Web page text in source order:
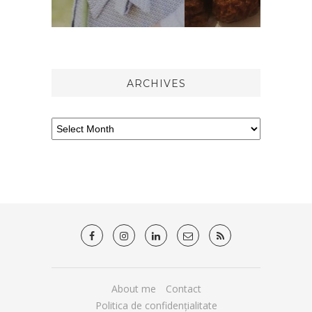
ARCHIVES
About me
Contact
Politica de confidențialitate